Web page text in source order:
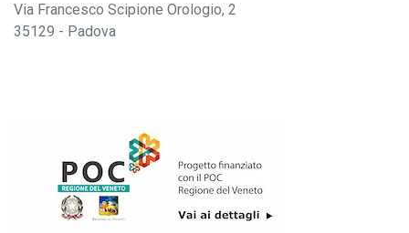
Via Francesco Scipione Orologio, 2
35129 - Padova